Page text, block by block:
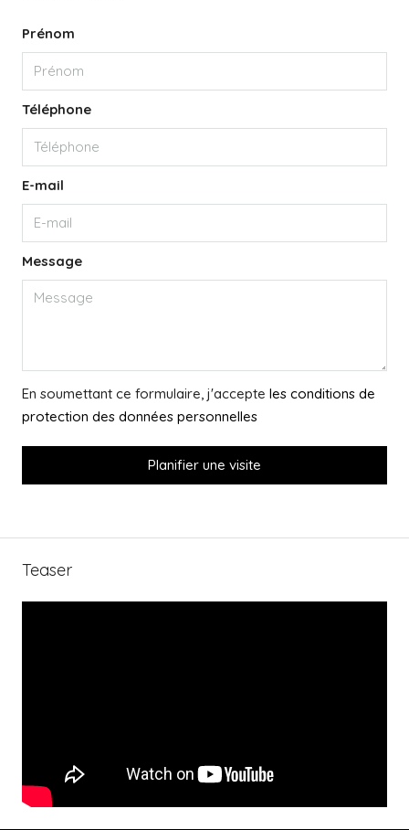
Prénom
Téléphone
E-mail
Message
En soumettant ce formulaire, j'accepte les conditions de
protection des données personnelles
Planifier une visite
Teaser